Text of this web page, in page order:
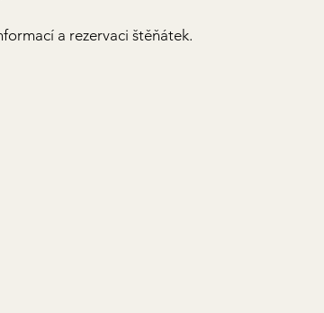
a rezervaci štěňátek.